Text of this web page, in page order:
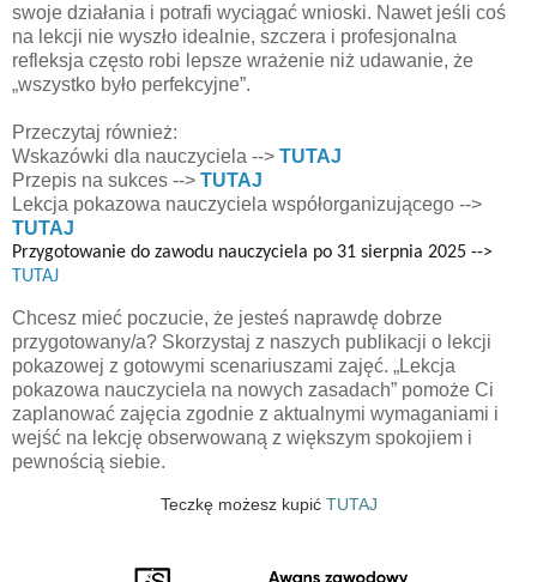
swoje działania i potrafi wyciągać wnioski. Nawet jeśli coś
na lekcji nie wyszło idealnie, szczera i profesjonalna
refleksja często robi lepsze wrażenie niż udawanie, że
„wszystko było perfekcyjne”.
Przeczytaj również:
Wskazówki dla nauczyciela --> TUTAJ
Przepis na sukces --> TUTAJ
Lekcja pokazowa nauczyciela współorganizującego -->
TUTAJ
Przygotowanie do zawodu nauczyciela po 31 sierpnia 2025 -->
TUTAJ
Chcesz mieć poczucie, że jesteś naprawdę dobrze
przygotowany/a? Skorzystaj z naszych publikacji o lekcji
pokazowej z gotowymi scenariuszami zajęć. „Lekcja
pokazowa nauczyciela na nowych zasadach” pomoże Ci
zaplanować zajęcia zgodnie z aktualnymi wymaganiami i
wejść na lekcję obserwowaną z większym spokojiem i
pewnością siebie.
Teczkę możesz kupić TUTAJ